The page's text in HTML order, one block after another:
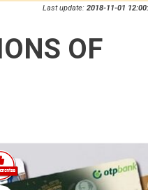
Last update: 2018-11-01
OF